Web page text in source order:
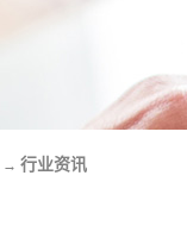
→ 行业资讯